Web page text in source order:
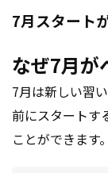
7月スタート
なぜ7月が
7月は新しい習
前にスタートす
ことができます。